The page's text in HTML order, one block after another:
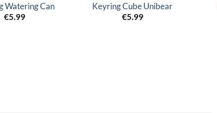
Watering Can
€5.99
Keyring Cube Unibear
€5.99